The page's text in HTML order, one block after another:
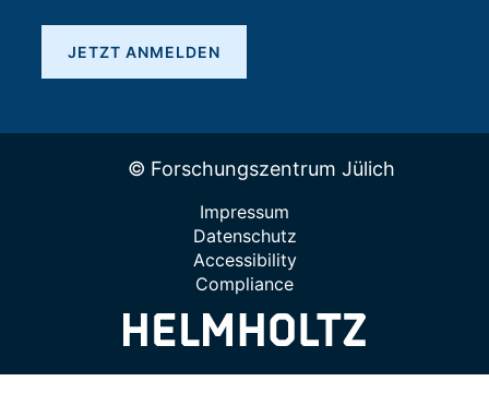
JETZT ANMELDEN
© Forschungszentrum Jülich
Impressum
Datenschutz
Accessibility
Compliance